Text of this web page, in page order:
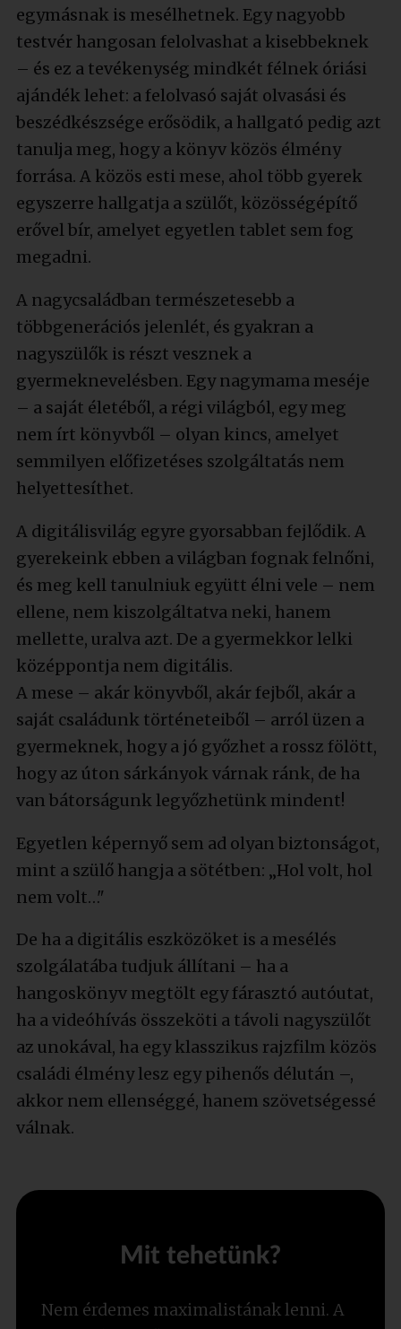
egymásnak is mesélhetnek. Egy nagyobb
testvér hangosan felolvashat a kisebbeknek
– és ez a tevékenység mindkét félnek óriási
ajándék lehet: a felolvasó saját olvasási és
beszédkészsége erősödik, a hallgató pedig azt
tanulja meg, hogy a könyv közös élmény
forrása. A közös esti mese, ahol több gyerek
egyszerre hallgatja a szülőt, közösségépítő
erővel bír, amelyet egyetlen tablet sem fog
megadni.
A nagycsaládban természetesebb a
többgenerációs jelenlét, és gyakran a
nagyszülők is részt vesznek a
gyermeknevelésben. Egy nagymama meséje
– a saját életéből, a régi világból, egy meg
nem írt könyvből – olyan kincs, amelyet
semmilyen előfizetéses szolgáltatás nem
helyettesíthet.
A digitálisvilág egyre gyorsabban fejlődik. A
gyerekeink ebben a világban fognak felnőni,
és meg kell tanulniuk együtt élni vele – nem
ellene, nem kiszolgáltatva neki, hanem
mellette, uralva azt. De a gyermekkor lelki
középpontja nem digitális.
A mese – akár könyvből, akár fejből, akár a
saját családunk történeteiből – arról üzen a
gyermeknek, hogy a jó győzhet a rossz fölött,
hogy az úton sárkányok várnak ránk, de ha
van bátorságunk legyőzhetünk mindent!
Egyetlen képernyő sem ad olyan biztonságot,
mint a szülő hangja a sötétben: „Hol volt, hol
nem volt…"
De ha a digitális eszközöket is a mesélés
szolgálatába tudjuk állítani – ha a
hangoskönyv megtölt egy fárasztó autóutat,
ha a videóhívás összeköti a távoli nagyszülőt
az unokával, ha egy klasszikus rajzfilm közös
családi élmény lesz egy pihenős délután –,
akkor nem ellenséggé, hanem szövetségessé
válnak.
Mit tehetünk?
Nem érdemes maximalistának lenni. A